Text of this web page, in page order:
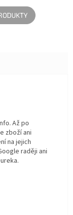
Až po
zboží ani
na jejich
raději ani